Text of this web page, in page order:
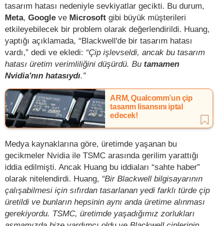
tasarım hatası nedeniyle sevkiyatlar gecikti. Bu durum,
Meta, Google ve Microsoft gibi büyük müşterileri
etkileyebilecek bir problem olarak değerlendirildi. Huang,
yaptığı açıklamada, “Blackwell'de bir tasarım hatası
vardı,” dedi ve ekledi: “Çip işlevseldi, ancak bu tasarım
hatası üretim verimliliğini düşürdü. Bu tamamen
Nvidia'nın hatasıydı.”
ARM, Qualcomm’un çip
tasarım lisansını iptal
edecek!
Medya kaynaklarına göre, üretimde yaşanan bu
gecikmeler Nvidia ile TSMC arasında gerilim yarattığı
iddia edilmişti. Ancak Huang bu iddiaları “sahte haber”
olarak nitelendirdi. Huang, “Bir Blackwell bilgisayarının
çalışabilmesi için sıfırdan tasarlanan yedi farklı türde çip
üretildi ve bunların hepsinin aynı anda üretime alınması
gerekiyordu. TSMC, üretimde yaşadığımız zorlukları